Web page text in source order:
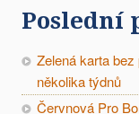
Poslední
Zelená karta
několika týdnů
Červnová Pro